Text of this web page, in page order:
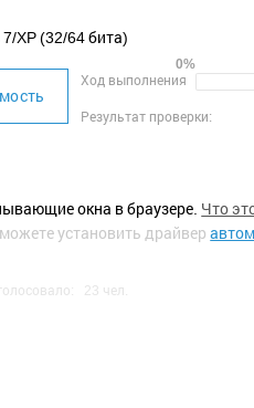
XP (32/64 бита)
Ход выполнения
0%
Результат проверки:
окна в браузере. Что
установить драйвер
23 чел.